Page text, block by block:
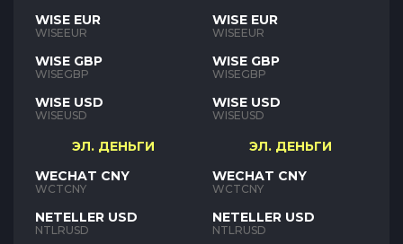
WISE EUR
WISEEUR
WISE GBP
WISEGBP
WISE USD
WISEUSD
ЭЛ. ДЕНЬГИ
WECHAT CNY
WCTCNY
NETELLER USD
NTLRUSD
WISE EUR
WISEEUR
WISE GBP
WISEGBP
WISE USD
WISEUSD
ЭЛ. ДЕНЬГИ
WECHAT CNY
WCTCNY
NETELLER USD
NTLRUSD